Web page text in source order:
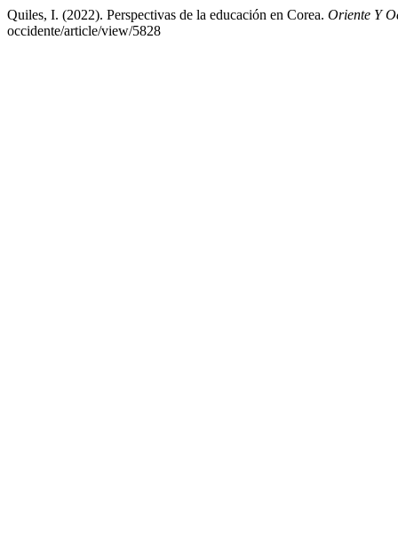
Quiles, I. (2022). Perspectivas de la educación en Corea. Oriente Y
occidente/article/view/5828